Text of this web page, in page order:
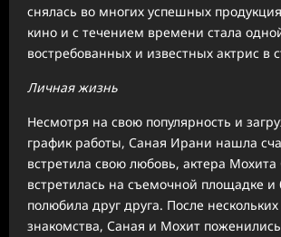
снялась во многих успешных
кино и с течением времени стала
востребованных и известных актрис в
Личная жизнь
Несмотря на свою популярность и
график работы, Саная Ирани нашла
встретила свою любовь, актера Мохита
встретилась на съемочной площадке и
полюбила друг друга. После нескольких
знакомства, Саная и Мохит